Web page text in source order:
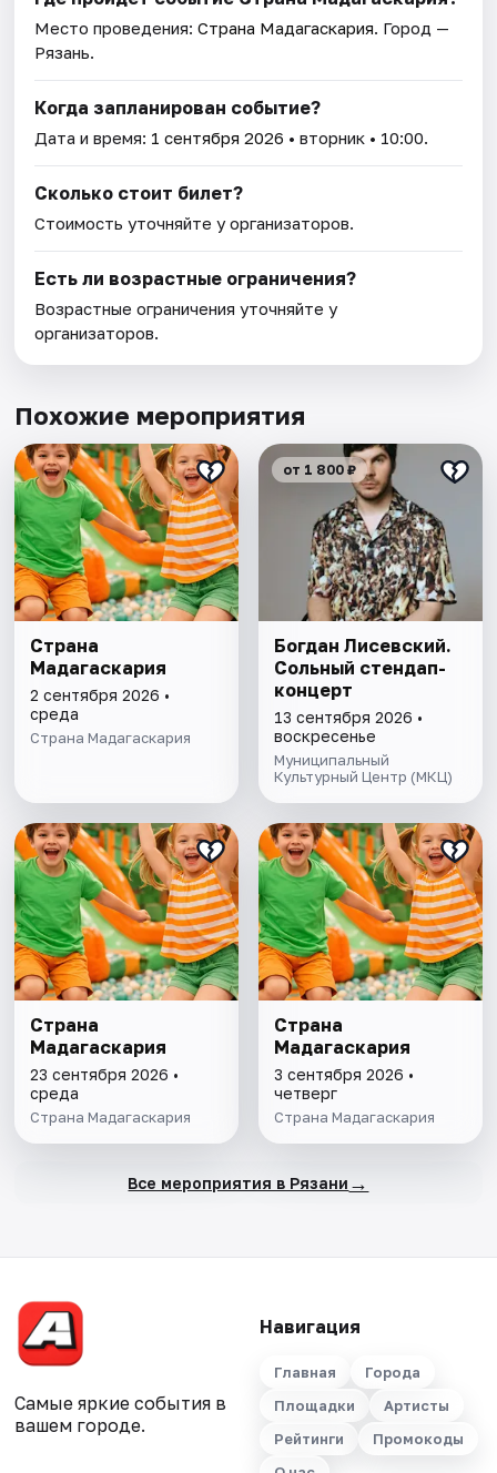
Место проведения:Страна Мадагаскария. Город —
Рязань.
Когда запланирован событие?
Дата и время: 1 сентября 2026 • вторник • 10:00.
Сколько стоит билет?
Стоимость уточняйте у организаторов.
Есть ли возрастные ограничения?
Возрастные ограничения уточняйте у
организаторов.
Похожие мероприятия
Страна
Мадагаскария
2 сентября 2026 •
среда
Страна Мадагаскария
от 1 800 ₽
Богдан Лисевский.
Сольный стендап-
концерт
13 сентября 2026 •
воскресенье
Муниципальный
Культурный Центр (МКЦ)
Страна
Мадагаскария
23 сентября 2026 •
среда
Страна Мадагаскария
Страна
Мадагаскария
3 сентября 2026 •
четверг
Страна Мадагаскария
Все мероприятия в Рязани →
Самые яркие события в
вашем городе.
Навигация
Главная
Города
Площадки
Артисты
Рейтинги
Промокоды